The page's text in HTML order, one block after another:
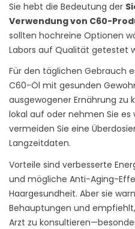
Sie hebt die Bedeutung der
Verwendung von C60-
sollten hochreine Optionen
Labors auf Qualität getestet
Für den täglichen Gebrauch
C60-Öl mit gesunden
ausgewogener Ernährung zu
lokal auf oder nehmen Sie
vermeiden Sie eine
Langzeitdaten.
Vorteile sind verbesserte
und mögliche Anti-Aging-
Haargesundheit. Aber sie
Behauptungen und
Arzt zu